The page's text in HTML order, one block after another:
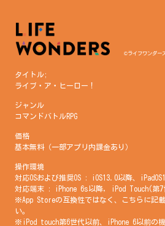
©ライフワンダー
タイトル;
ライブ・ア・ヒーロー！
ジャンル
コマンドバトルRPG
価格
基本無料（一部アプリ内課金あり）
操作環境
対応OSおよび推奨OS : iOS13.0以降、
対応端末 : iPhone 6s以降, iPod Touch(第
※App Storeの互換性ではなく、こちらに記
い。
※iPod touch第6世代以前、iPhone 6以前の機